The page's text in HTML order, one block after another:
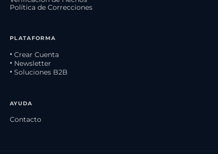
Política de Correcciones
PLATAFORMA
• Crear Cuenta
• Newsletter
• Soluciones B2B
AYUDA
Contacto